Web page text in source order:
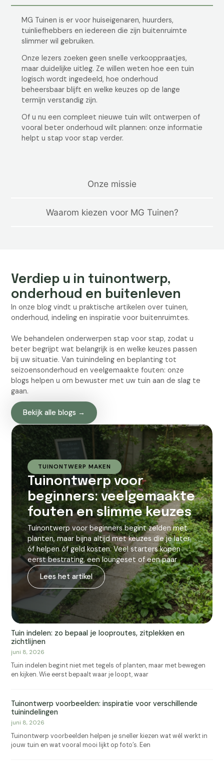
Onze missie
Waarom kiezen voor MG Tuinen?
MG Tuinen is er voor huiseigenaren, huurders,
tuinliefhebbers en iedereen die zijn buitenruimte
slimmer wil gebruiken.
Onze lezers zoeken geen snelle verkooppraatjes,
maar duidelijke uitleg. Ze willen weten hoe een tuin
logisch wordt ingedeeld, hoe onderhoud
beheersbaar blijft en welke keuzes op de lange
termijn verstandig zijn.
Of u nu een compleet nieuwe tuin wilt ontwerpen of
vooral beter onderhoud wilt plannen: onze informatie
helpt u stap voor stap verder.
Verdiep u in tuinontwerp,
onderhoud en buitenleven
In onze blog vindt u praktische artikelen over tuinen,
onderhoud, indeling en inspiratie voor buitenruimtes.
We behandelen onderwerpen stap voor stap, zodat u
beter begrijpt wat belangrijk is en welke keuzes passen
bij uw situatie. Van tuinindeling en beplanting tot
seizoensonderhoud en veelgemaakte fouten: onze
blogs helpen u om bewuster met uw tuin aan de slag te
gaan.
Bekijk alle blogs →
TUINONTWERP MAKEN
Tuinontwerp voor
beginners: veelgemaakte
fouten en slimme keuzes
Tuinontwerp voor beginners begint zelden met
planten, maar bijna altijd met keuzes die je later
óf helpen óf geld kosten. Veel starters kopen
eerst bestrating, een loungeset of een paar
Lees het artikel
Tuin indelen: zo bepaal je looproutes, zitplekken en
zichtlijnen
juni 8, 2026
Tuin indelen begint niet met tegels of planten, maar met bewegen
en kijken. Wie eerst bepaalt waar je loopt, waar
Tuinontwerp voorbeelden: inspiratie voor verschillende
tuinindelingen
juni 8, 2026
Tuinontwerp voorbeelden helpen je sneller kiezen wat wél werkt in
jouw tuin en wat vooral mooi lijkt op foto’s. Een